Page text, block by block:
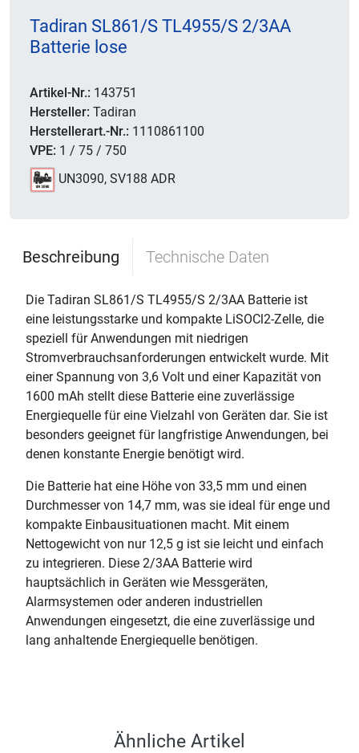
Tadiran SL861/S TL4955/S 2/3AA
Batterie lose
Artikel-Nr.: 143751
Hersteller: Tadiran
Herstellerart.-Nr.: 1110861100
VPE: 1 / 75 / 750
UN3090, SV188 ADR
Beschreibung Technische Daten
Die Tadiran SL861/S TL4955/S 2/3AA Batterie ist
eine leistungsstarke und kompakte LiSOCl2-Zelle, die
speziell für Anwendungen mit niedrigen
Stromverbrauchsanforderungen entwickelt wurde. Mit
einer Spannung von 3,6 Volt und einer Kapazität von
1600 mAh stellt diese Batterie eine zuverlässige
Energiequelle für eine Vielzahl von Geräten dar. Sie ist
besonders geeignet für langfristige Anwendungen, bei
denen konstante Energie benötigt wird.
Die Batterie hat eine Höhe von 33,5 mm und einen
Durchmesser von 14,7 mm, was sie ideal für enge und
kompakte Einbausituationen macht. Mit einem
Nettogewicht von nur 12,5 g ist sie leicht und einfach
zu integrieren. Diese 2/3AA Batterie wird
hauptsächlich in Geräten wie Messgeräten,
Alarmsystemen oder anderen industriellen
Anwendungen eingesetzt, die eine zuverlässige und
lang anhaltende Energiequelle benötigen.
Ähnliche Artikel